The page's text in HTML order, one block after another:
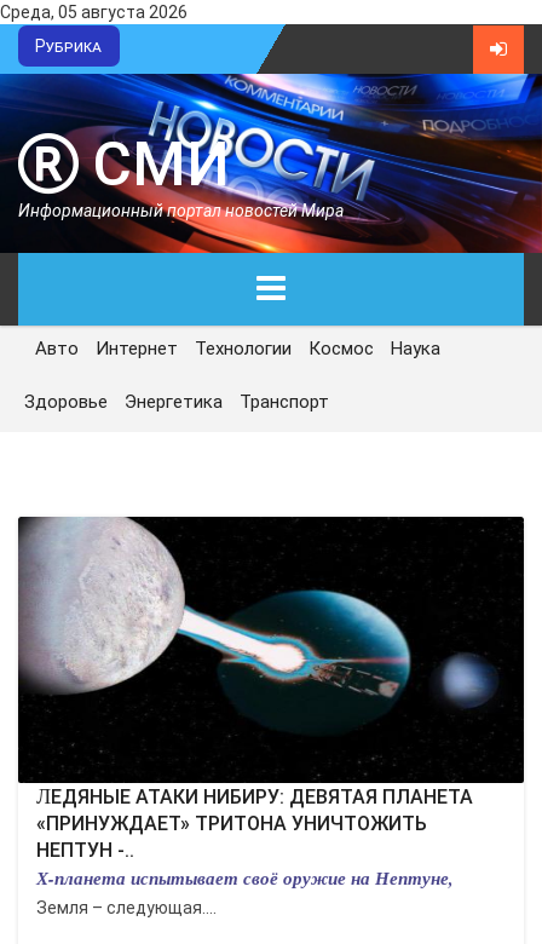
Среда, 05 августа 2026
Рубрика
СМИ
Информационный портал новостей Мира
ГЛАВНАЯ
СЕГОДНЯ
ЭКОНОМИКА
КУЛЬТУРА
СПОРТ
ВОЕННЫЕ ДЕЙСТВИЯ
ПРОИСШЕСТВИЯ
Авто Интернет Технологии Космос Наука
Здоровье Энергетика Транспорт
ЛЕДЯНЫЕ АТАКИ НИБИРУ: ДЕВЯТАЯ ПЛАНЕТА
«ПРИНУЖДАЕТ» ТРИТОНА УНИЧТОЖИТЬ
НЕПТУН -..
Х-планета испытывает своё оружие на Нептуне,
Земля – следующая....